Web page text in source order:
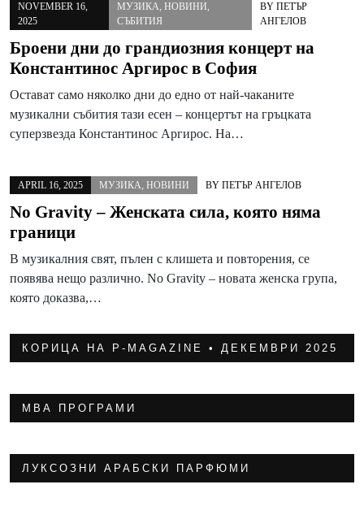
NOVEMBER 16,
2025
МУЗИКА, НОВИНИ,
СЪБИТИЯ
BY ПЕТЪР
АНГЕЛОВ
Броени дни до грандиозния концерт на
Константинос Аргирос в София
Остават само няколко дни до едно от най-чаканите
музикални събития тази есен – концертът на гръцката
суперзвезда Константинос Аргирос. На…
APRIL 16, 2025 МУЗИКА, НОВИНИ BY ПЕТЪР АНГЕЛОВ
No Gravity – Женската сила, която няма
граници
В музикалния свят, пълен с клишета и повторения, се
появява нещо различно. No Gravity – новата женска група,
която доказва,…
КОРИЦА НА P-MAGAZINE • ДЕКЕМВРИ 2025
МВА ПРОГРАМИ
ЛУКСОЗНИ АРАБСКИ ПАРФЮМИ